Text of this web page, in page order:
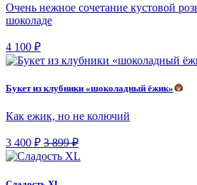
Очень нежное сочетание кустовой
шоколаде
4 100 ₽
Букет из клубники «шоколадный ёжик»
Как ежик, но не колючий
3 400 ₽ 3 899 ₽